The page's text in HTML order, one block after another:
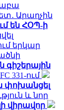
Արաղչին
են ՀՕՊ-ի
երկար
գիշերային
331-ում
փոխանցել
և նոր
վիրավոր